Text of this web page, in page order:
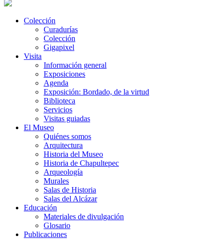
Colección
Curadurías
Colección
Gigapixel
Visita
Información general
Exposiciones
Agenda
Exposición: Bordado, de la virtud
Biblioteca
Servicios
Visitas guiadas
El Museo
Quiénes somos
Arquitectura
Historia del Museo
Historia de Chapultepec
Arqueología
Murales
Salas de Historia
Salas del Alcázar
Educación
Materiales de divulgación
Glosario
Publicaciones